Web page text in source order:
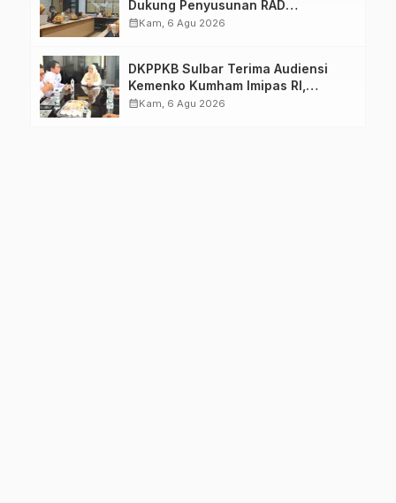
Dukung Penyusunan RAD
TPB/SDGs Sulawesi Barat
calendar_monthKam, 6 Agu 2026
DKPPKB Sulbar Terima Audiensi
Kemenko Kumham Imipas RI,
Perkuat Pelayanan Kesehatan bagi
calendar_monthKam, 6 Agu 2026